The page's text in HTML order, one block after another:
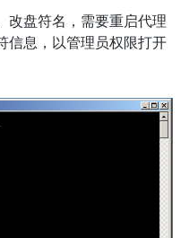
改盘符名，需要重启代理
信息，以管理员权限打开